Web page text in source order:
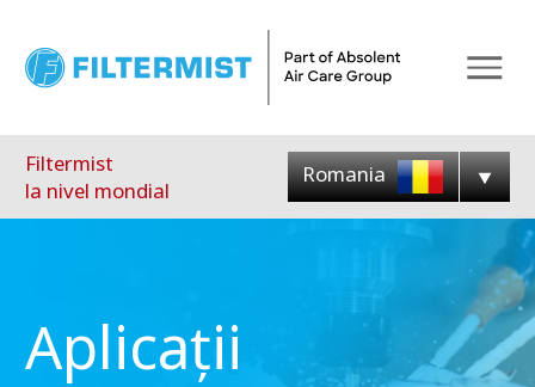
Filtermist
la nivel mondial
Romania
Aplicații